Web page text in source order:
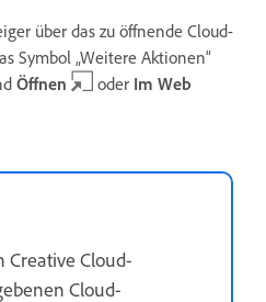
über das zu öffnende Cloud-
Symbol „Weitere Aktionen“
Öffnen oder Im Web
Creative Cloud-
Cloud-